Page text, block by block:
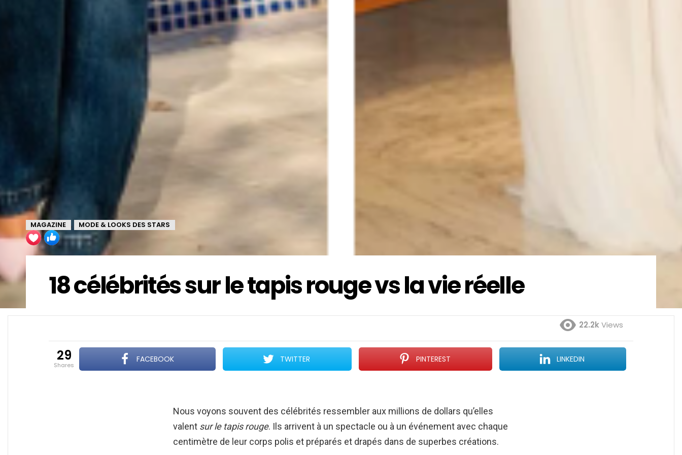
MAGAZINE , MODE & LOOKS DES STARS
18 célébrités sur le tapis rouge vs la vie réelle
22.2kViews
29
shares
FACEBOOK TWITTER PINTEREST LINKEDIN
Nous voyons souvent des célébrités ressembler aux millions de dollars qu’elles
valent sur le tapis rouge. Ils arrivent à un spectacle ou à un événement avec chaque
centimètre de leur corps polis et préparés et drapés dans de superbes créations.